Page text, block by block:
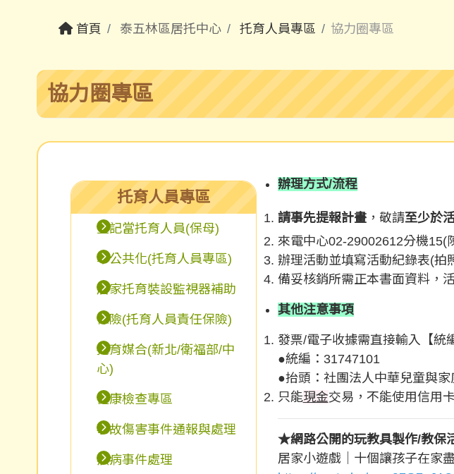
首頁 泰五林區居托中心 托育人員專區 協力圈專區
協力圈專區
托育人員專區
登記當托育人員(保母)
準公共化(托育人員專區)
居家托育裝設監視器補助
保險(托育人員責任保險)
托育媒合(新北/衛福部/中
心)
健康檢查專區
事故傷害事件通報與處理
疾病事件處理
辦理方式/流程
請事先提報計畫，敬請至少於
來電中心02-29002612分機15(
辦理活動並填寫活動紀錄表(拍
備妥核銷所需正本書面資料，
其他注意事項
發票/電子收據需直接輸入【統
●統編：31747101
●抬頭：社團法人中華兒童與家
只能現金交易，不能使用信用
★網路公開的玩教具製作/教保
居家小遊戲｜十個讓孩子在家